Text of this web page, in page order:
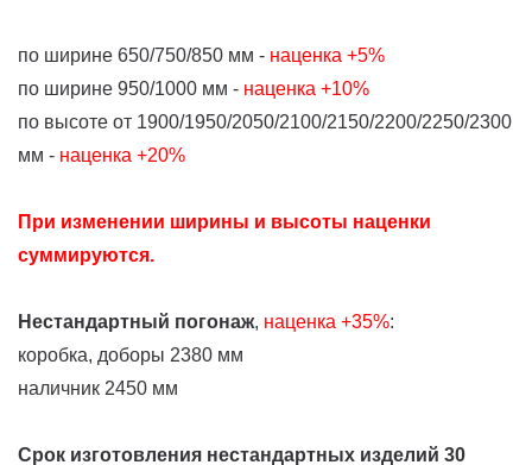
по ширине 650/750/850 мм - наценка +5%
по ширине 950/1000 мм - наценка +10%
по высоте от 1900/1950/2050/2100/2150/2200/2250/2300
мм - наценка +20%
При изменении ширины и высоты наценки
суммируются.
Нестандартный погонаж, наценка +35%:
коробка, доборы 2380 мм
наличник 2450 мм
Срок изготовления нестандартных изделий 30